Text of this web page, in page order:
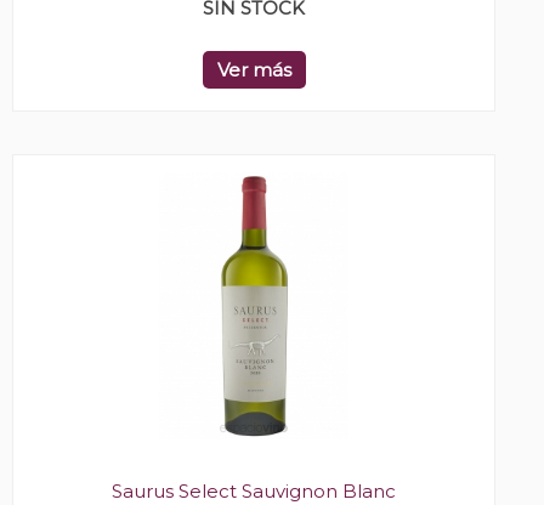
SIN STOCK
Ver más
Saurus Select Sauvignon Blanc